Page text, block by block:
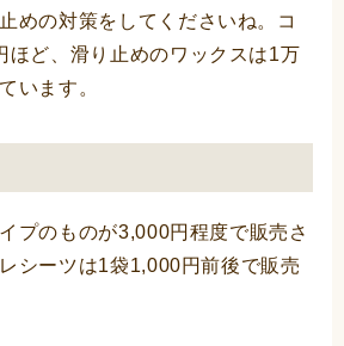
めの対策をしてくださいね。コ
ほど、滑り止めのワックスは1万
います。
プのものが3,000円程度で販売さ
シーツは1袋1,000円前後で販売